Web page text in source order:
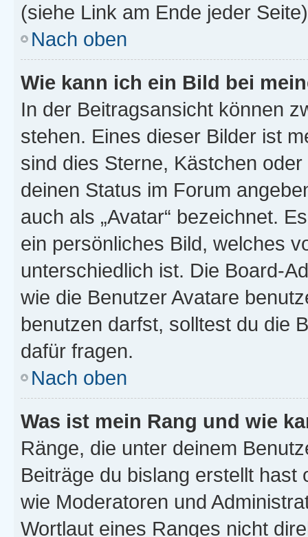
(siehe Link am Ende jeder
Nach oben
Wie kann ich ein Bild bei
In der Beitragsansicht können
stehen. Eines dieser Bilder ist
sind dies Sterne, Kästchen
deinen Status im Forum
auch als „Avatar“ bezeichnet.
ein persönliches Bild, welches
unterschiedlich ist. Die Board-
wie die Benutzer Avatare
benutzen darfst, solltest du die
dafür fragen.
Nach oben
Was ist mein Rang und wie
Ränge, die unter deinem
Beiträge du bislang erstellt
wie Moderatoren und
Wortlaut eines Ranges nicht